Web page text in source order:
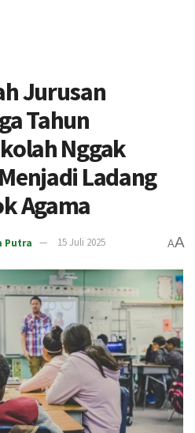
Jurusan
Tahun
Nggak
Ladang
Agama
Putra 15 Juli 2025 AA